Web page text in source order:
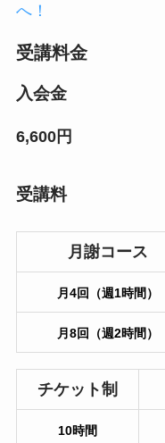
へ！
受講料金
入会金
6,600円
受講料
月謝コース
月4回（週1時間）
月8回（週2時間）
チケット制
10時間